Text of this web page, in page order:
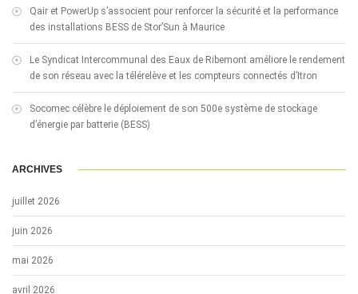
Qair et PowerUp s’associent pour renforcer la sécurité et la performance
des installations BESS de Stor’Sun à Maurice
Le Syndicat Intercommunal des Eaux de Ribemont améliore le rendement
de son réseau avec la télérelève et les compteurs connectés d’Itron
Socomec célèbre le déploiement de son 500e système de stockage
d’énergie par batterie (BESS)
ARCHIVES
juillet 2026
juin 2026
mai 2026
avril 2026